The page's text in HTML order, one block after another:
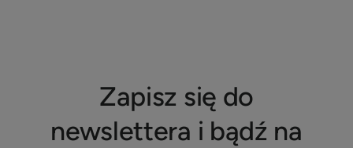
Zapisz się do
newslettera i bądź na